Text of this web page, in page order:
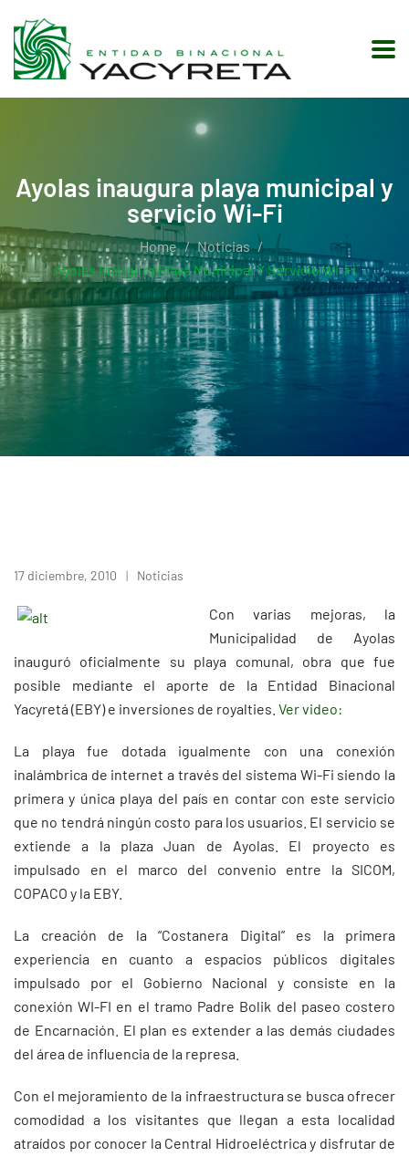
Ayolas inaugura playa municipal y
servicio Wi-Fi
Home
Noticias
Ayolas Inaugura Playa Municipal Y Servicio Wi-Fi
17 diciembre, 2010 Noticias
Con varias mejoras, la
Municipalidad de Ayolas
inauguró oficialmente su playa comunal, obra que fue
posible mediante el aporte de la Entidad Binacional
Yacyretá (EBY) e inversiones de royalties. Ver video:
La playa fue dotada igualmente con una conexión
inalámbrica de internet a través del sistema Wi-Fi siendo la
primera y única playa del país en contar con este servicio
que no tendrá ningún costo para los usuarios. El servicio se
extiende a la plaza Juan de Ayolas. El proyecto es
impulsado en el marco del convenio entre la SICOM,
COPACO y la EBY.
La creación de la “Costanera Digital” es la primera
experiencia en cuanto a espacios públicos digitales
impulsado por el Gobierno Nacional y consiste en la
conexión WI-FI en el tramo Padre Bolik del paseo costero
de Encarnación. El plan es extender a las demás ciudades
del área de influencia de la represa.
Con el mejoramiento de la infraestructura se busca ofrecer
comodidad a los visitantes que llegan a esta localidad
atraídos por conocer la Central Hidroeléctrica y disfrutar de